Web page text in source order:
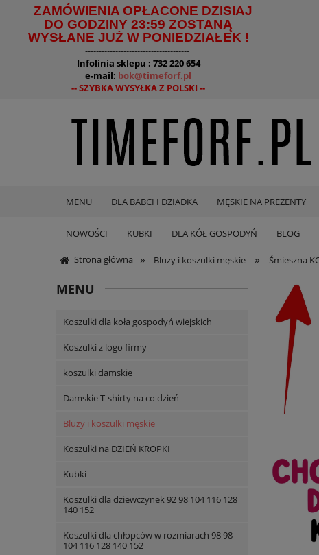
ZAMÓWIENIA OPŁACONE DZISIAJ
DO GODZINY 23:59 ZOSTANĄ
WYSŁANE JUŻ W PONIEDZIAŁEK !
--------------------------------------
Infolinia sklepu : 732 220 654
e-mail: bok@timeforf.pl
-- SZYBKA WYSYŁKA Z POLSKI --
MENU DLA BABCI I DZIADKA MĘSKIE NA PREZENTY
NOWOŚCI KUBKI DLA KÓŁ GOSPODYŃ BLOG
Strona główna » Bluzy i koszulki męskie » Śmieszna
MENU
Koszulki dla koła gospodyń wiejskich
Koszulki z logo firmy
koszulki damskie
Damskie T-shirty na co dzień
Bluzy i koszulki męskie
Koszulki na DZIEŃ KROPKI
Kubki
Koszulki dla dziewczynek 92 98 104 116 128
140 152
Koszulki dla chłopców w rozmiarach 98 98
104 116 128 140 152